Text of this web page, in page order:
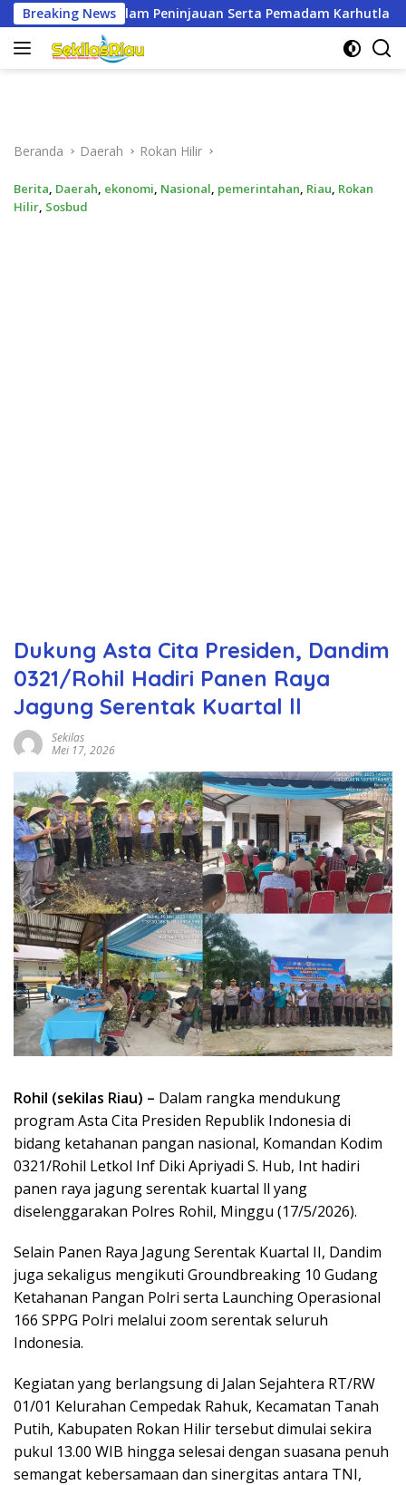
Langsung
ke
konten
Breaking News
Serta Pemadam Karhutla di Palika Tiga
Beranda Daerah Rokan Hilir
Berita, Daerah, ekonomi, Nasional, pemerintahan, Riau, Rokan
Hilir, Sosbud
Dukung Asta Cita Presiden, Dandim
0321/Rohil Hadiri Panen Raya
Jagung Serentak Kuartal ll
Sekilas
Mei 17, 2026
Rohil (sekilas Riau) – Dalam rangka mendukung
program Asta Cita Presiden Republik Indonesia di
bidang ketahanan pangan nasional, Komandan Kodim
0321/Rohil Letkol Inf Diki Apriyadi S. Hub, Int hadiri
panen raya jagung serentak kuartal ll yang
diselenggarakan Polres Rohil, Minggu (17/5/2026).
Selain Panen Raya Jagung Serentak Kuartal II, Dandim
juga sekaligus mengikuti Groundbreaking 10 Gudang
Ketahanan Pangan Polri serta Launching Operasional
166 SPPG Polri melalui zoom serentak seluruh
Indonesia.
Kegiatan yang berlangsung di Jalan Sejahtera RT/RW
01/01 Kelurahan Cempedak Rahuk, Kecamatan Tanah
Putih, Kabupaten Rokan Hilir tersebut dimulai sekira
pukul 13.00 WIB hingga selesai dengan suasana penuh
semangat kebersamaan dan sinergitas antara TNI,